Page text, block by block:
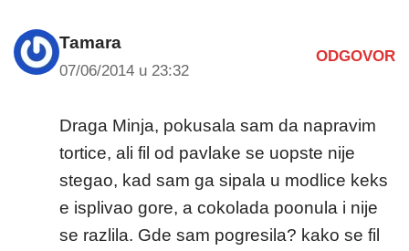
Tamara
07/06/2014 u 23:32
ODGOVOR
Draga Minja, pokusala sam da napravim
tortice, ali fil od pavlake se uopste nije
stegao, kad sam ga sipala u modlice keks
e isplivao gore, a cokolada poonula i nije
se razlila. Gde sam pogresila? kako se fil